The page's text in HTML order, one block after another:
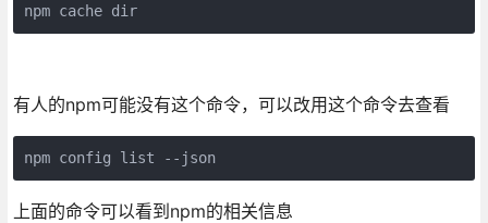
npm cache dir
有人的npm可能没有这个命令，可以改用这个命令去查看
npm config list --json
上面的命令可以看到npm的相关信息